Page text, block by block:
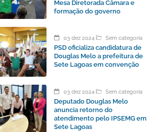
Mesa Diretorada Câmara e
formação do governo
03 dez 2024 Sem categoria
PSD oficializa candidatura de
Douglas Melo a prefeitura de
Sete Lagoas em convenção
03 dez 2024 Sem categoria
Deputado Douglas Melo
anuncia retorno do
atendimento pelo IPSEMG em
Sete Lagoas